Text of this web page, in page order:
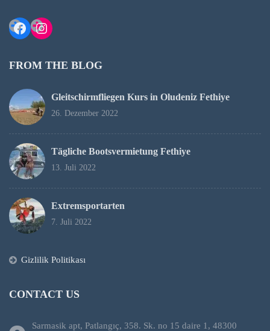
Facebook
Instagram
FROM THE BLOG
Gleitschirmfliegen Kurs in Oludeniz Fethiye
26. Dezember 2022
Tägliche Bootsvermietung Fethiye
13. Juli 2022
Extremsportarten
7. Juli 2022
Gizlilik Politikası
CONTACT US
Sarmasik apt, Patlangıç, 358. Sk. no 15 daire 1, 48300